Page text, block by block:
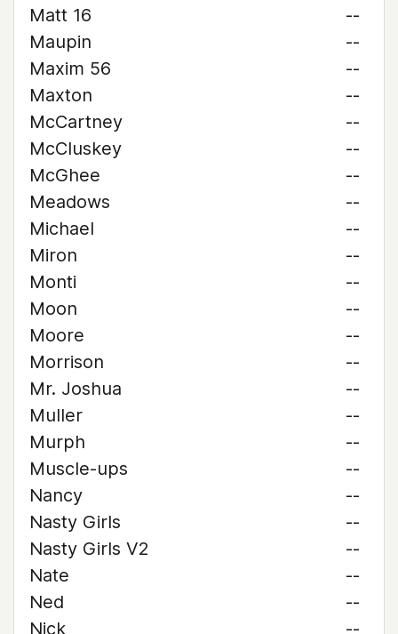
Matt 16
--
Maupin
--
Maxim 56
--
Maxton
--
McCartney
--
McCluskey
--
McGhee
--
Meadows
--
Michael
--
Miron
--
Monti
--
Moon
--
Moore
--
Morrison
--
Mr. Joshua
--
Muller
--
Murph
--
Muscle-ups
--
Nancy
--
Nasty Girls
--
Nasty Girls V2
--
Nate
--
Ned
--
Nick
--